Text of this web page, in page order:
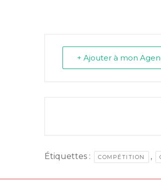
+ Ajouter à mon
Étiquettes : COMPÉTITION ,